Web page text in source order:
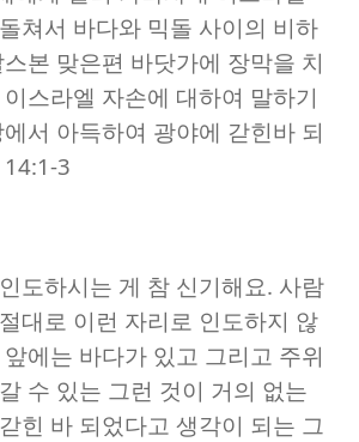
쳐서 바다와 믹돌 사이의 비하
본 맞은편 바닷가에 장막을 치
스라엘 자손에 대하여 말하기
서 아득하여 광야에 갇힌바 되
14:1-3
도하시는 게 참 신기해요. 사람
대로 이런 자리로 인도하지 않
앞에는 바다가 있고 그리고 주위
수 있는 그런 것이 거의 없는
힌 바 되었다고 생각이 되는 그